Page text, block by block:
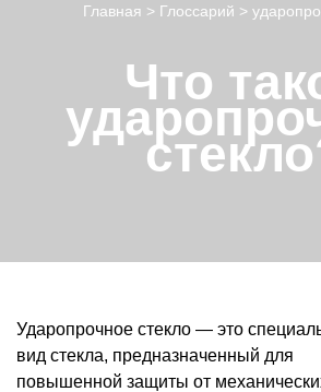
Главная > Глоссарий >
Что
Ударопрочное стекло — это
вид стекла, предназначенный для
повышенной защиты от